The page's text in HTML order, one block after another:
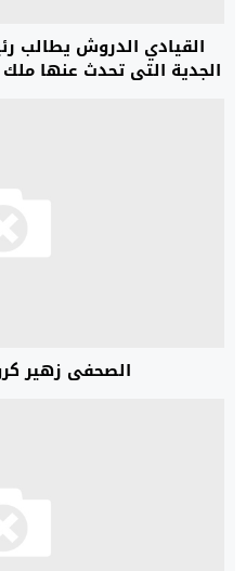
القيادي الدروش يطالب
الجدية التي تحدث عنها ملك
الصحفي زهير